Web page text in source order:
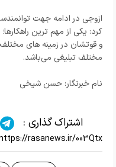
ازوجی در ادامه جهت
کرد: یکی از مهم ترین
و قوتشان در زمینه های
مختلف تبلیغی می‌باشد.
نام خبرنگار: حسن شیخی
اشتراک گذاری :
rasanews.ir/003Qtx